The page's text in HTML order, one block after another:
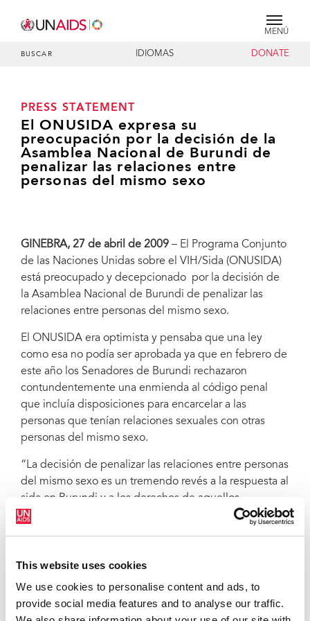
This website uses cookies
We use cookies to personalise content and ads, to
provide social media features and to analyse our traffic.
MENÚ
BUSCAR IDIOMAS DONATE
PRESS STATEMENT
El ONUSIDA expresa su
preocupación por la decisión de la
Asamblea Nacional de Burundi de
penalizar las relaciones entre
personas del mismo sexo
GINEBRA, 27 de abril de 2009 – El Programa Conjunto
de las Naciones Unidas sobre el VIH/Sida (ONUSIDA)
está preocupado y decepcionado por la decisión de
la Asamblea Nacional de Burundi de penalizar las
relaciones entre personas del mismo sexo.
El ONUSIDA era optimista y pensaba que una ley
como esa no podía ser aprobada ya que en febrero de
este año los Senadores de Burundi rechazaron
contundentemente una enmienda al código penal
que incluía disposiciones para encarcelar a las
personas que tenían relaciones sexuales con otras
personas del mismo sexo.
“La decisión de penalizar las relaciones entre personas
del mismo sexo es un tremendo revés a la respuesta al
sida en Burundi y a los derechos de aquellos
afectados por esta ley”, afirmó Michel Sidibé, Director
repercusiones negativas tanto en la provisión de
programas de prevención del VIH como en el acceso
al tratamiento de las personas seropositivas”.